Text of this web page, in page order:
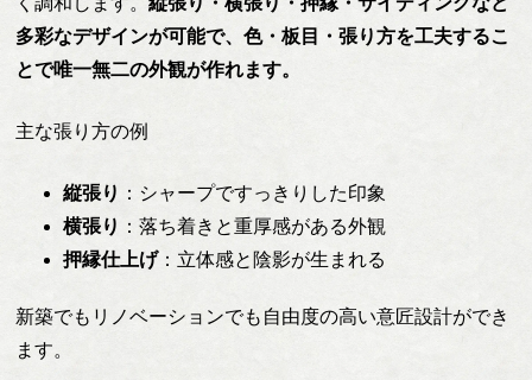
多彩なデザインが可能で、色・板目・張り方を工夫するこ
とで唯一無二の外観が作れます。
主な張り方の例
縦張り ：シャープですっきりした印象
横張り ：落ち着きと重厚感がある外観
押縁仕上げ：立体感と陰影が生まれる
新築でもリノベーションでも自由度の高い意匠設計ができ
ます。